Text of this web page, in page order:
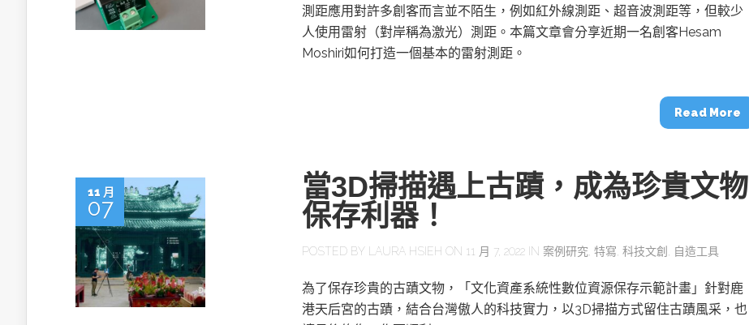
測距應用對許多創客而言並不陌生，例如紅外線測距、超音波測距等，但較少
人使用雷射（對岸稱為激光）測距。本篇文章會分享近期一名創客Hesam
Moshiri如何打造一個基本的雷射測距。
Read More
11 月
07
當3D掃描遇上古蹟，成為珍貴文物
保存利器！
POSTED BY LAURA HSIEH ON 11 月 7, 2022 IN 案例研究 特寫 科技文創 自造工具
為了保存珍貴的古蹟文物，「文化資產系統性數位資源保存示範計畫」針對鹿
港天后宮的古蹟，結合台灣傲人的科技實力，以3D掃描方式留住古蹟風采，也